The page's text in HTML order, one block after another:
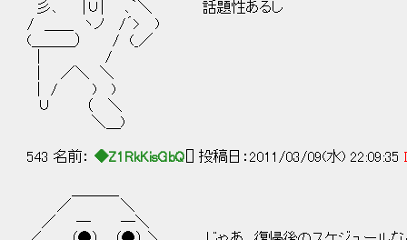
彡､ |∪| ､｀＼ 話題性あるし
/ ＿＿ ヽノ /´> )
(＿＿＿） / (_／
| /
| ／＼ ＼
| / ) )
∪ （ ＼
＼＿)
543 名前： ◆Z1RkKisGbQ [] 投稿日：2011/03/09(水) 22:09:35
／ ＼
／ ─ ─＼